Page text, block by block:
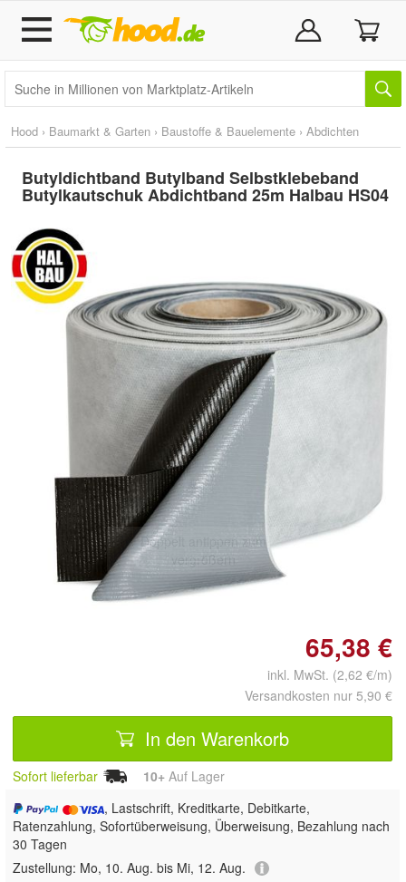
Hood › Baumarkt & Garten › Baustoffe & Bauelemente › Abdichten
Butyldichtband Butylband Selbstklebeband
Butylkautschuk Abdichtband 25m Halbau HS04
Doppelt antippen zum
vergrößern
65,38 €
inkl. MwSt. (2,62 €/m)
Versandkosten nur 5,90 €
In den Warenkorb
Sofort lieferbar 10+ Auf Lager
, Lastschrift, Kreditkarte, Debitkarte,
Ratenzahlung, Sofortüberweisung, Überweisung, Bezahlung nach
30 Tagen
Zustellung: Mo, 10. Aug. bis Mi, 12. Aug.